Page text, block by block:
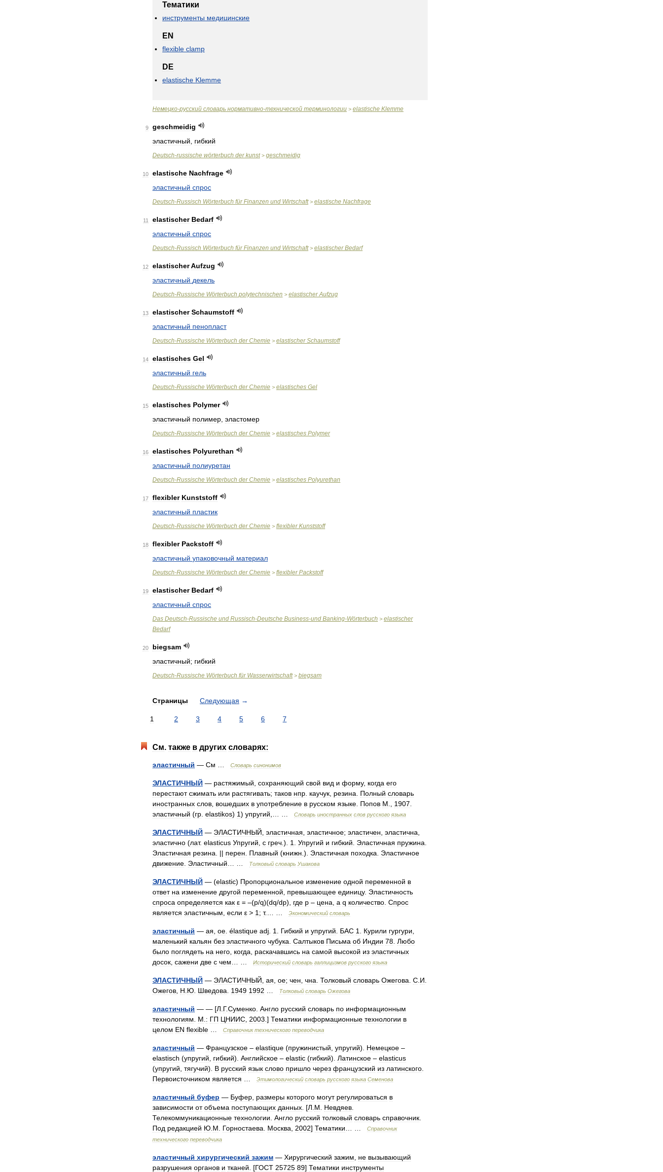
Тематики
инструменты медицинские
EN
flexible clamp
DE
elastische Klemme
Немецко-русский словарь нормативно-технической терминологии > elastische Klemme
9
geschmeidig
эластичный
гибкий
Deutsch-russische wörterbuch der kunst> geschmeidig
10 elastische Nachfrage
эластичный спрос
Deutsch-Russisch Wörterbuch für Finanzen und Wirtschaft> elastische Nachfrage
11 elastischer Bedarf
эластичный спрос
Deutsch-Russisch Wörterbuch für Finanzen und Wirtschaft> elastischer Bedarf
12 elastischerAufzug
эластичный декель
Deutsch-Russische Wörterbuch polytechnischen > elastischer Aufzug
13 elastischer Schaumstoff
эластичный пенопласт
Deutsch-Russische Wörterbuch der Chemie > elastischer Schaumstoff
14 elastisches Gel
эластичный гель
Deutsch-Russische Wörterbuch der Chemie > elastisches Gel
15 elastisches Polymer
эластичный полимер эластомер
Deutsch-Russische Wörterbuch der Chemie > elastisches Polymer
16 elastisches Polyurethan
эластичный полиуретан
Deutsch-Russische Wörterbuch der Chemie > elastisches Polyurethan
17 flexibler Kunststoff
эластичный пластик
Deutsch-Russische Wörterbuch der Chemie > flexibler Kunststoff
18 flexibler Packstoff
эластичный упаковочный материал
Deutsch-Russische Wörterbuch der Chemie > flexibler Packstoff
19 elastischer Bedarf
эластичный спрос
Das Deutsch-Russische und Russisch-Deutsche Business-und Banking-Wörterbuch > elastischer
Bedarf
20
biegsam
эластичный; гибкий
Deutsch-Russische Wörterbuch für Wasserwirtschaft> biegsam
Страницы Следующая →
1 2 3 4 5 6 7
См. также в других словарях:
эластичный — См Словарь синонимов
ЭЛАСТИЧНЫЙ — растяжимый сохраняющий свой вид и форму, когда его
перестают сжимать или растягивать; таков нпр каучук резина Полный словарь
иностранных слов вошедших в употребление в русском языке Попов М 1907
эластичный (гр elastikos) 1) упругий Словарь иностранных слов русского языка
ЭЛАСТИЧНЫЙ — ЭЛАСТИЧНЫЙ эластичная эластичное; эластичен эластична
эластично (лат. elasticus Упругий с греч .). 1 Упругий и гибкий Эластичная пружина
Эластичная резина . || перен Плавный (книжн .). Эластичная походка
Эластичное
движение Эластичный Толковый словарь Ушакова
ЭЛАСТИЧНЫЙ — (elastic) Пропорциональное изменение одной переменной в
ответ на изменение другой переменной превышающее единицу. Эластичность
спроса определяется как ε = –(p/q)(dq/dp), где p – цена a q количество Спрос
является эластичным если ε > 1 ; т.… … Экономический словарь
эластичный — ая ое élastique adj 1 Гибкий и упругий БАС 1 Курили гургури
маленький кальян без эластичного чубука Салтыков Письма об Индии 78 Любо
было поглядеть на него когда раскачавшись на самой высокой из эластичных
досок сажени две с чем Исторический словарь галлицизмов русского языка
ЭЛАСТИЧНЫЙ — ЭЛАСТИЧНЫЙ ая ое; чен чна Толковый словарь Ожегова С И
Ожегов Н Ю Шведова 1949 1992 Толковый словарь Ожегова
эластичный — — [Л Г.Суменко Англо русский словарь по информационным
технологиям
М : ГП ЦНИИС 2003 .] Тематики информационные технологии в
целом EN flexible Справочник технического переводчика
эластичный — Французское – elastique (пружинистый упругий). Немецкое –
elastisch (упругий гибкий). Английское – elastic (гибкий). Латинское – elasticus
(упругий тягучий). В русский язык слово пришло через французский из латинского
Первоисточником является Этимологический словарь русского языка Семенова
эластичный буфер — Буфер размеры которого могут регулироваться в
зависимости от объема поступающих данных . [Л М Невдяев
Телекоммуникационные технологии Англо русский толковый словарь справочник
Под редакцией Ю М Горностаева Москва 2002] Тематики
Справочник
технического переводчика
эластичный хирургический зажим — Хирургический зажим не вызывающий
разрушения органов и тканей . [ГОСТ 25725 89] Тематики инструменты